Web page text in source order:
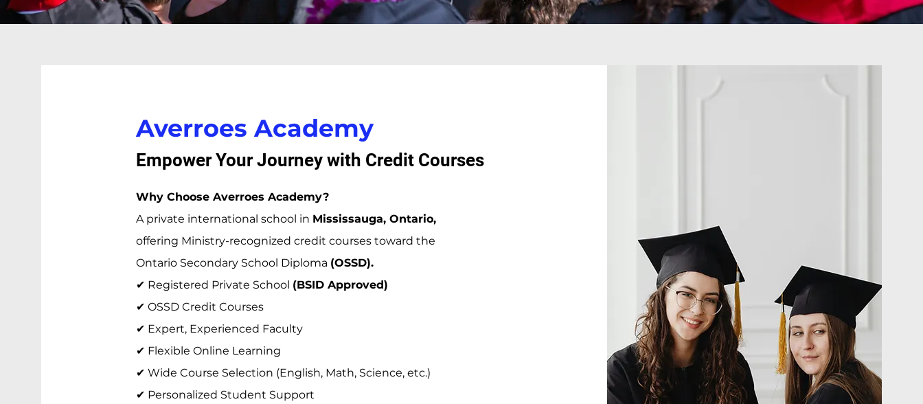
Averroes Academy
Empower Your Journey with Credit Courses
Why Choose Averroes Academy?
A private international school in Mississauga, Ontario,
offering Ministry-recognized credit courses toward the
Ontario Secondary School Diploma (OSSD).
✔ Registered Private School (BSID Approved)
✔ OSSD Credit Courses
✔ Expert, Experienced Faculty
✔ Flexible Online Learning
✔ Wide Course Selection (English, Math, Science, etc.)
✔ Personalized Student Support